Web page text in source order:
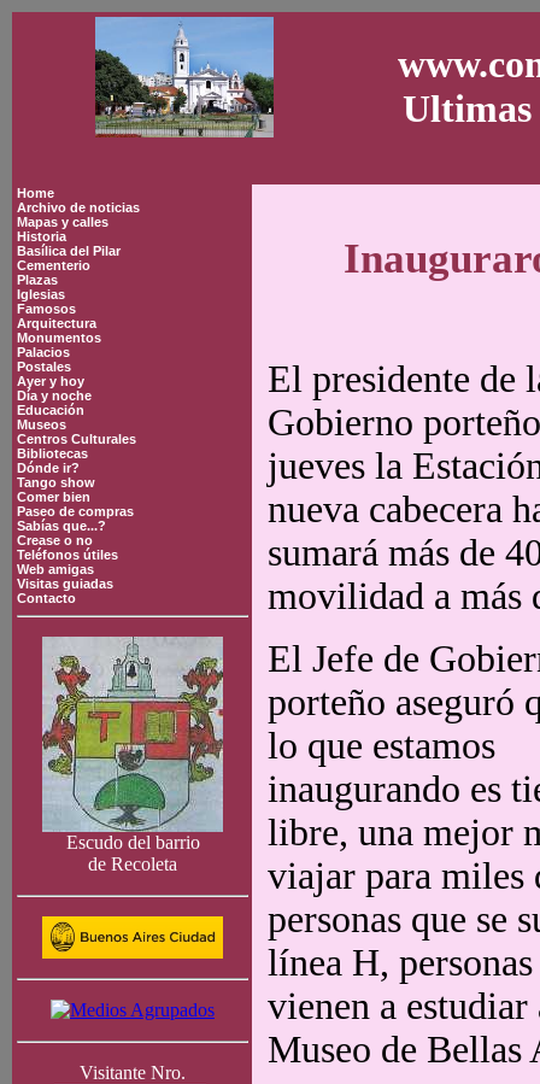
Ultimas
Home
Archivo de noticias
Mapas y calles
Historia
Basílica del Pilar
Cementerio
Plazas
Iglesias
Famosos
Arquitectura
Monumentos
Palacios
Postales
Ayer y hoy
Día y noche
Educación
Museos
Centros Culturales
Bibliotecas
Dónde ir?
Tango show
Comer bien
Paseo de compras
Sabías que...?
Crease o no
Teléfonos útiles
Web amigas
Visitas guiadas
Contacto
Escudo del barrio
de Recoleta
Visitante Nro.
El presidente de
Gobierno
jueves la
nueva cabecera
sumará más de
movilidad a más
El Jefe de
porteño aseguró
lo que estamos
inaugurando es
libre, una mejor
viajar para miles
personas que se
línea H,
vienen a
Museo de Bellas